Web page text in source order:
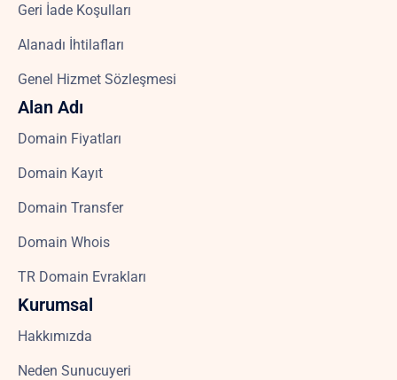
Geri İade Koşulları
Alanadı İhtilafları
Genel Hizmet Sözleşmesi
Alan Adı
Domain Fiyatları
Domain Kayıt
Domain Transfer
Domain Whois
TR Domain Evrakları
Kurumsal
Hakkımızda
Neden Sunucuyeri